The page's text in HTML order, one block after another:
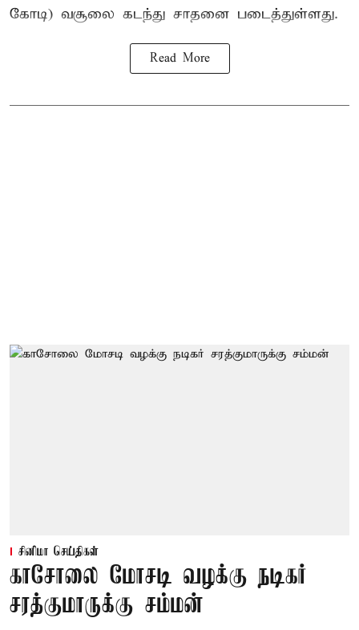
கோடி) வசூலை கடந்து சாதனை படைத்துள்ளது.
Read More
சினிமா செய்திகள்
காசோலை மோசடி வழக்கு நடிகர்
சரத்குமாருக்கு சம்மன்